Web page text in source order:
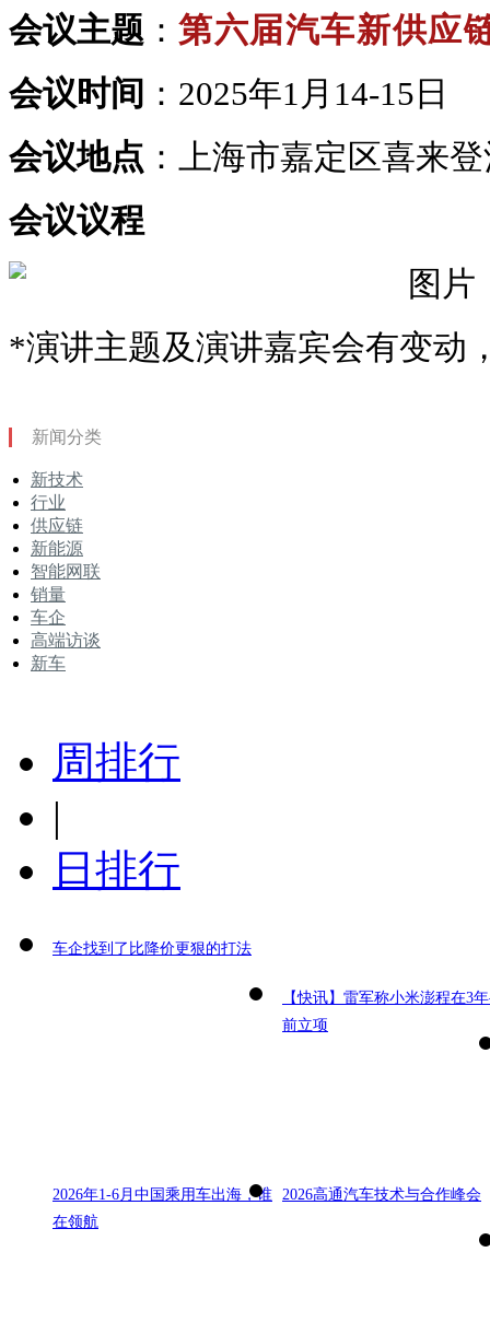
会议主题 ： 第六届汽车新供应
会议时间 ：2025年1月14-15日
会议地点 ：上海市嘉定区喜来
会议议程
*演讲主题及演讲嘉宾会有变动
新闻分类
新技术
行业
供应链
新能源
智能网联
销量
车企
高端访谈
新车
周排行
|
日排行
车企找到了比降价更狠的打法
【快讯】雷军称小米澎程在3
前立项
2026年1-6月中国乘用车出海，谁
在领航
2026高通汽车技术与合作峰会